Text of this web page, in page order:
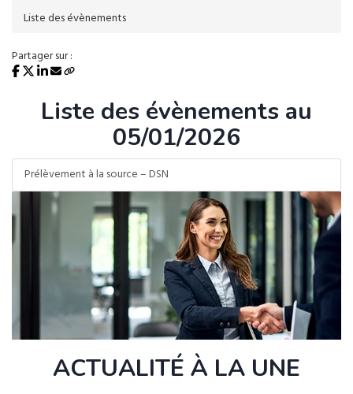
Liste des évènements
Partager sur :
Liste des évènements au
05/01/2026
Prélèvement à la source – DSN
ACTUALITÉ À LA UNE